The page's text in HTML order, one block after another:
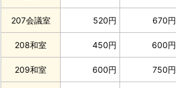
207会議室 520円 670円
208和室 450円 600円
209和室 600円 750円